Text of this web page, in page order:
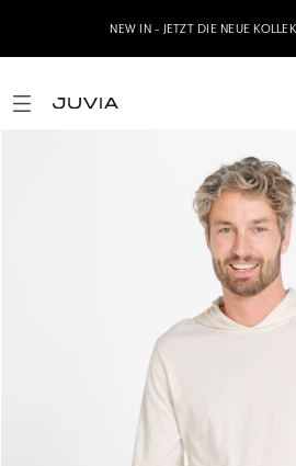
NEW IN - JETZT DIE NEUE